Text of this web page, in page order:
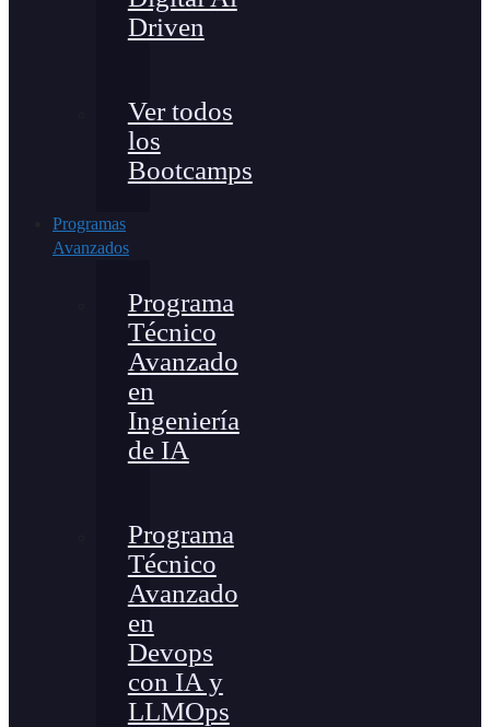
Driven
Ver todos
los
Bootcamps
Programas
Avanzados
Programa
Técnico
Avanzado
en
Ingeniería
de IA
Programa
Técnico
Avanzado
en
Devops
con IA y
LLMOps